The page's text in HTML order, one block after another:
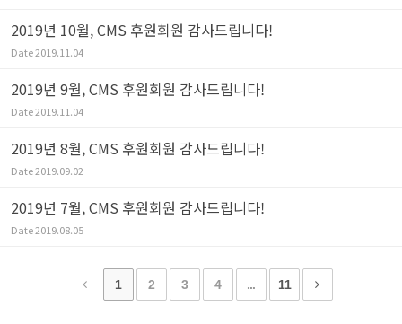
2019년 10월, CMS 후원회원 감사드립니다!
Date2019.11.04
2019년 9월, CMS 후원회원 감사드립니다!
Date2019.11.04
2019년 8월, CMS 후원회원 감사드립니다!
Date2019.09.02
2019년 7월, CMS 후원회원 감사드립니다!
Date2019.08.05
1 2 3 4 ... 11